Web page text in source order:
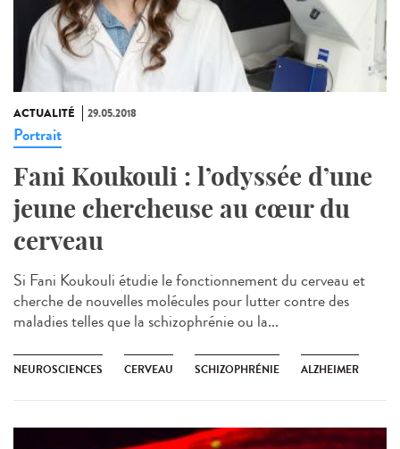
ACTUALITÉ 29.05.2018
Portrait
Fani Koukouli : l’odyssée d’une
jeune chercheuse au cœur du
cerveau
Si Fani Koukouli étudie le fonctionnement du cerveau et
cherche de nouvelles molécules pour lutter contre des
maladies telles que la schizophrénie ou la...
NEUROSCIENCES CERVEAU SCHIZOPHRÉNIE ALZHEIMER